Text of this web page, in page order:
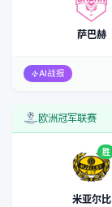
萨巴赫
AI战报
欧洲冠军联赛
胜
米亚尔比